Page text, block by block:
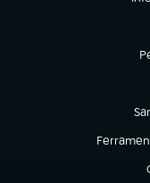
(abre em